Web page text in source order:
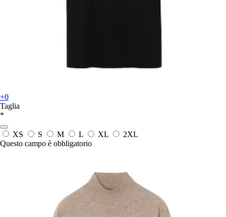
+0
Taglia
*
XS S M L XL
2XL
Questo campo è obbligatorio